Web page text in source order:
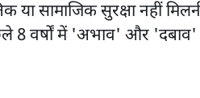
या सामाजिक सुरक्षा नहीं
8 वर्षों में 'अभाव' और 'दबाव'